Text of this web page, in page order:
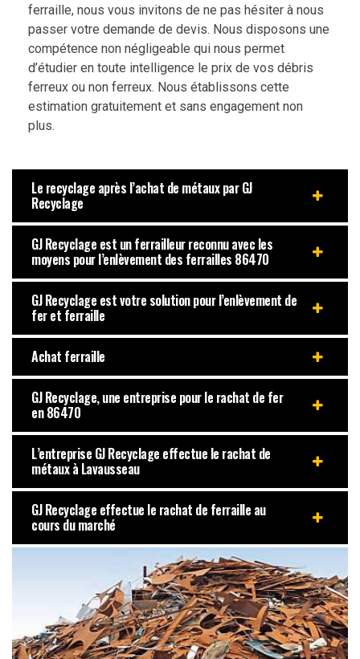
ferraille, nous vous invitons de ne pas hésiter à nous
passer votre demande de devis. Nous disposons une
compétence non négligeable qui nous permet
d’étudier en toute intelligence le prix de vos débris
ferreux ou non ferreux. Nous établissons cette
estimation gratuitement et sans engagement non
plus.
Le recyclage après l’achat de métaux par GJ
Recyclage
GJ Recyclage est un ferrailleur reconnu avec les
moyens pour l’enlèvement des ferrailles 86470
GJ Recyclage est votre solution pour l’enlèvement de
fer et ferraille
Achat ferraille
GJ Recyclage, une entreprise pour le rachat de fer
en 86470
L’entreprise GJ Recyclage effectue le rachat de
métaux à Lavausseau
GJ Recyclage effectue le rachat de ferraille au
cours du marché